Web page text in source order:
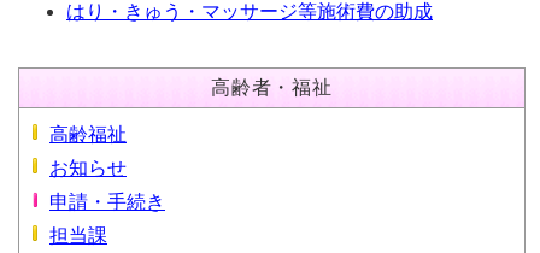
はり・きゅう・マッサージ等施術費の助成
高齢者・福祉
高齢福祉
お知らせ
申請・手続き
担当課